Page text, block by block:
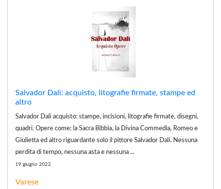
Salvador Dalì: acquisto, litografie firmate, stampe ed
altro
Salvador Dalì acquisto: stampe, incisioni, litografie firmate, disegni,
quadri. Opere come: la Sacra Bibbia, la Divina Commedia, Romeo e
Giulietta ed altro riguardante solo il pittore Salvador Dalí. Nessuna
perdita di tempo, nessuna asta e nessuna ...
19 giugno 2022
Varese